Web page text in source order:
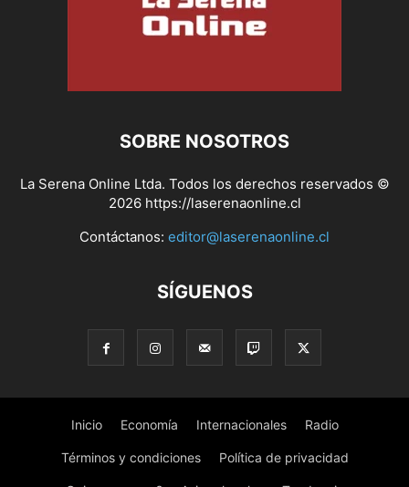
SOBRE NOSOTROS
La Serena Online Ltda. Todos los derechos reservados ©
2026 https://laserenaonline.cl
Contáctanos: editor@laserenaonline.cl
SÍGUENOS
Inicio Economía Internacionales Radio
Términos y condiciones Política de privacidad